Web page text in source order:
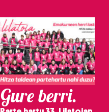
Gure berri.